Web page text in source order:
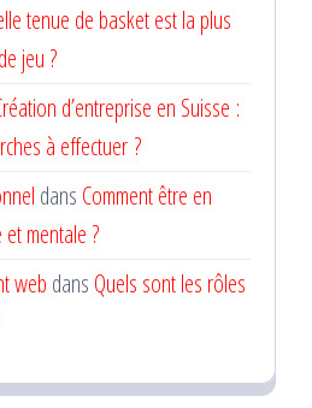
tenue de basket est la plus
jeu ?
d’entreprise en Suisse :
à effectuer ?
dans Comment être en
mentale ?
web dans Quels sont les rôles